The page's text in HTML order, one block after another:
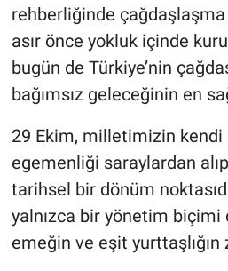
rehberliğinde çağdaşlaşma
asır önce yokluk içinde
bugün de Türkiye’nin
bağımsız geleceğinin en
29 Ekim, milletimizin kendi
egemenliği saraylardan
tarihsel bir dönüm
yalnızca bir yönetim biçimi
emeğin ve eşit yurttaşlığın